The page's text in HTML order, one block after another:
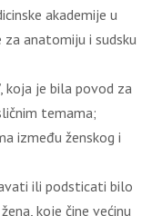
akademije u
anatomiju i sudsku
koja je bila povod za
temama;
između ženskog i
ili podsticati bilo
koje čine većinu